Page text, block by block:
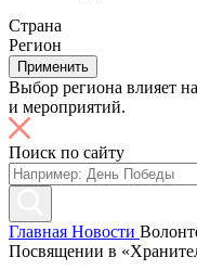
Страна
Регион
Применить
Выбор региона влияет
и мероприятий.
Поиск по сайту
Главная Новости
Посвящении в